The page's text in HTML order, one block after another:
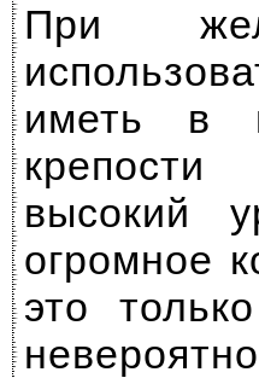
При
иметь в
высокий
огромное
это